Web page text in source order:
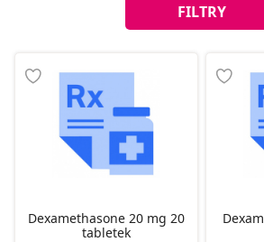
FILTRY
Dexamethasone 20 mg 20
tabletek